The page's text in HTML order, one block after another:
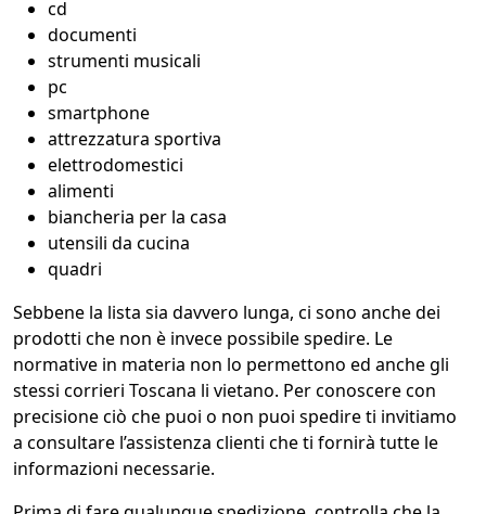
cd
documenti
strumenti musicali
pc
smartphone
attrezzatura sportiva
elettrodomestici
alimenti
biancheria per la casa
utensili da cucina
quadri
Sebbene la lista sia davvero lunga, ci sono anche dei
prodotti che non è invece possibile spedire. Le
normative in materia non lo permettono ed anche gli
stessi corrieri Toscana li vietano. Per conoscere con
precisione ciò che puoi o non puoi spedire ti invitiamo
a consultare l’assistenza clienti che ti fornirà tutte le
informazioni necessarie.